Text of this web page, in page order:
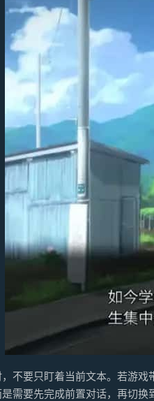
不要只盯着当前文本。若游
需要先完成前置对话，再切